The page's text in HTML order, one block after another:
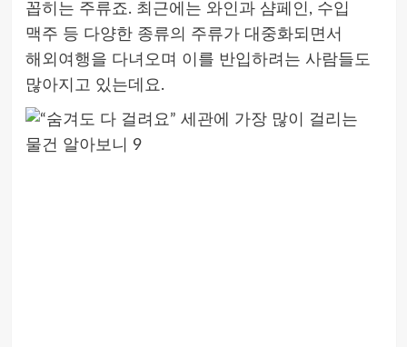
꼽히는 주류죠. 최근에는 와인과 샴페인, 수입
맥주 등 다양한 종류의 주류가 대중화되면서
해외여행을 다녀오며 이를 반입하려는 사람들도
많아지고 있는데요.